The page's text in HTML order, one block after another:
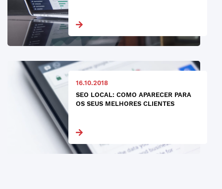
16.10.2018
SEO LOCAL: COMO APARECER PARA
OS SEUS MELHORES CLIENTES